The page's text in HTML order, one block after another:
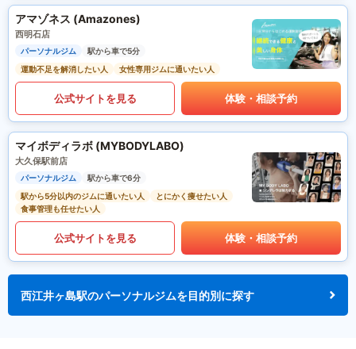
アマゾネス (Amazones)
西明石店
パーソナルジム
駅から車で5分
運動不足を解消したい人
女性専用ジムに通いたい人
公式サイトを見る 体験・相談予約
マイボディラボ (MYBODYLABO)
大久保駅前店
パーソナルジム
駅から車で6分
駅から5分以内のジムに通いたい人
とにかく痩せたい人
食事管理も任せたい人
公式サイトを見る 体験・相談予約
西江井ヶ島駅のパーソナルジムを目的別に探す